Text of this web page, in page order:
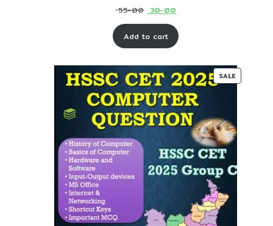
55-00 Original
price
was:
00.
30-00Current
price
is:
00.
Add to cart
SALE